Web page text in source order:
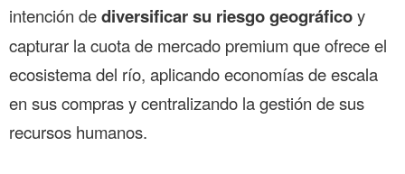
intención dediversificar su riesgo geográficoy
capturar la cuota de mercado premium que ofrece el
ecosistema del río, aplicando economías de escala
en sus compras y centralizando la gestión de sus
recursos humanos.